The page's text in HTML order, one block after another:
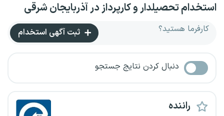
استخدام تحصیلدار و کارپرداز در آذربایجان شرقی
کارفرما هستید؟ ثبت آگهی استخدام
دنبال کردن نتایج جستجو
راننده